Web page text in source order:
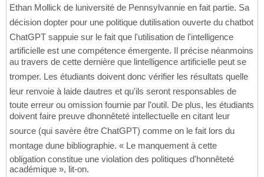
Ethan Mollick de luniversité de Pennsylvannie en fait partie. Sa
décision dopter pour une politique dutilisation ouverte du chatbot
ChatGPT sappuie sur le fait que l'utilisation de l'intelligence
artificielle est une compétence émergente. Il précise néanmoins
au travers de cette dernière que lintelligence artificielle peut se
tromper. Les étudiants doivent donc vérifier les résultats quelle
leur renvoie à laide dautres et qu'ils seront responsables de
toute erreur ou omission fournie par l'outil. De plus, les étudiants
doivent faire preuve dhonnêteté intellectuelle en citant leur
source (qui savère être ChatGPT) comme on le fait lors du
montage dune bibliographie. « Le manquement à cette
obligation constitue une violation des politiques d'honnêteté
académique », lit-on.